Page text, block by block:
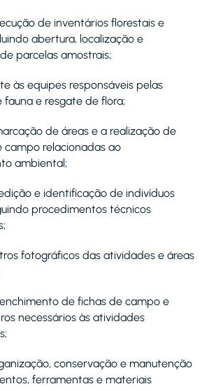
de inventários florestais e
abertura, localização e
parcelas amostrais;
às equipes responsáveis pelas
e resgate de flora;
de áreas e a realização de
campo relacionadas ao
ambiental;
e identificação de indivíduos
procedimentos técnicos
fotográficos das atividades e áreas
de fichas de campo e
necessários às atividades
conservação e manutenção
ferramentas e materiais